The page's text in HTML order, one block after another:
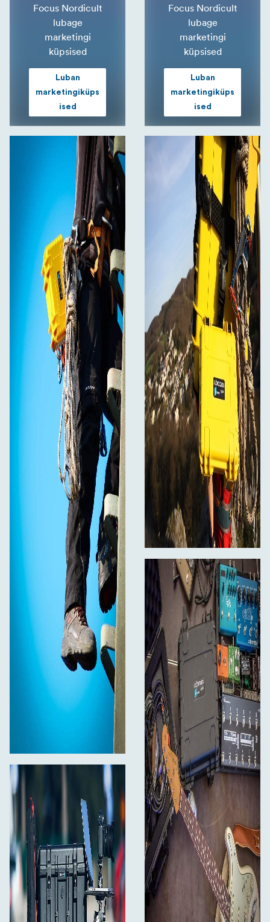
Focus Nordicult
lubage
marketingi
küpsised
Luban
marketingiküps
ised
Focus Nordicult
lubage
marketingi
küpsised
Luban
marketingiküps
ised